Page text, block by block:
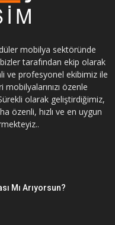
mobilya sektöründe
tarafından ekip olarak
ve profesyonel ekibimiz ile
özenle
olarak geliştirdiğimiz,
özenli, hızlı ve en uygun
Mı Arıyorsun?